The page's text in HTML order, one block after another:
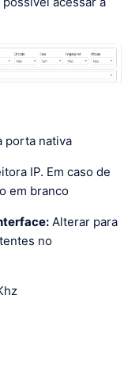
porta nativa
IP. Em caso de
em branco
Alterar para
no